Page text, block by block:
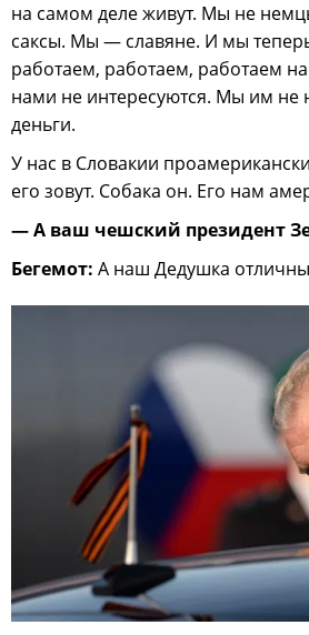
на самом деле живут. Мы не
саксы. Мы — славяне. И мы
работаем, работаем, работаем
нами не интересуются. Мы им
деньги.
У нас в Словакии
его зовут. Собака он. Его нам
— А ваш чешский президент
Бегемот: А наш Дедушка